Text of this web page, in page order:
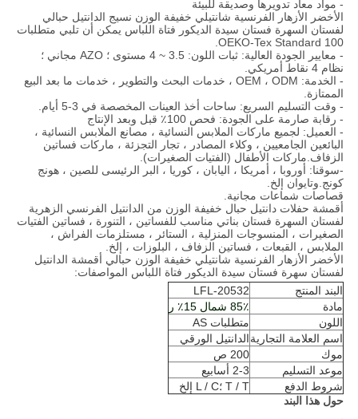
- مواد معاد تدويرها وصديقة للبيئة
الأخضر الأزهار الفرنسية شانتيلي خفيفة الوزن نسيج الدانتيل حبالي
لفستان السهرة فستان سيدة الديكور فتاة اللباس يمكن أن تلبي متطلبات
OEKO-Tex Standard 100.
- معايير الجودة العالية: ثبات اللون: 3.5 ~ 4 مستوى ؛ AZO مجاني ؛
نظام 4 نقاط أمريكي.
- الخدمة: OEM ، ODM ، خدمات البحث والتطوير ، خدمات ما بعد البيع
الممتازة.
- وقت التسليم السريع: ساحات أخذ العينات المخصصة في 3-5 أيام.
- رقابة صارمة على الجودة: فحص 100٪ قبل وبعد الإنتاج
- العميل: لجميع ماركات الملابس النسائية ، مصانع الملابس النسائية ،
البائعين الجامعيين ، وكلاء المصادر ، تجار التجزئة ، ماركات فساتين
الزفاف.ماركات الأطفال (الفتيات الصغيرات).
-سوقنا: أوروبا ، أمريكا ، اليابان ، كوريا ، البر الرئيسى للصين ، هونج
كونج.وتايوان إلخ.
قصاصات شماعات مجانية.
أقمشة حفلات دانتيل حبال خفيفة الوزن من الدانتيل الفرنسي الزهرية
لفستان السهرة فستان بناتي مناسب للفساتين ، التنورة ، فساتين الفتيات
الصغيرات ، المنسوجات المنزلية ، الستائر ، مستلزمات الفراش ،
الملابس ، القبعات ، فساتين الزفاف ، البلوزات ، إلخ.
الأخضر الأزهار الفرنسية شانتيلي خفيفة الوزن حبالي أقمشة الدانتيل
لفستان سهرة فستان سيدة الديكور فتاة اللباس المواصفات:
البند المنتج
LFL-20532
مادة
85٪ شمال 15٪ ر
اللون
متطلبات AS
اسم العلامة التجاريةالدانتيل الورقي
موك
200 ص
موعد التسليم
2-3 أسابيع
شروط الدفع
T / T ؛L / C إلخ
حول هذا البند